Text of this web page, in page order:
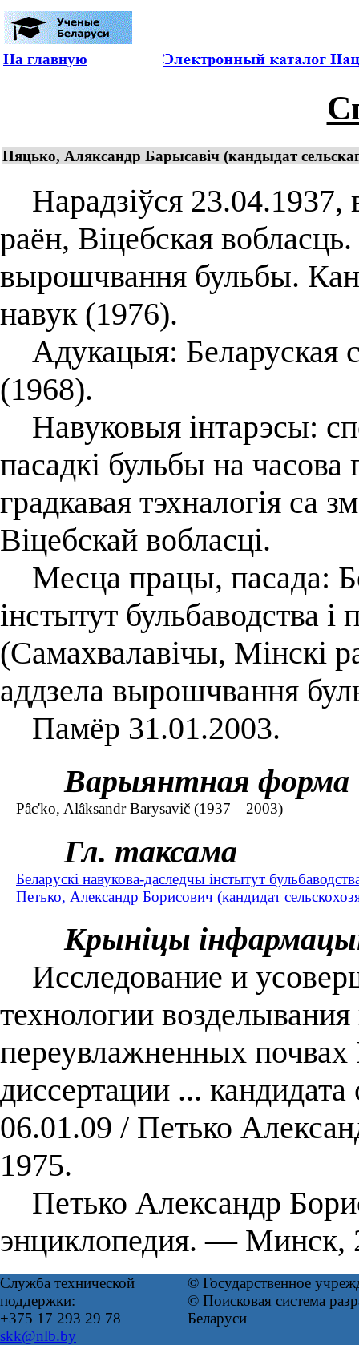
На главную
Пяцько, Аляксандр Барысавіч (кандыдат
Нарадзіўся
раён, Віцебская
вырошчвання бульбы.
навук (1976).
Адукацыя: Беларуская
(1968).
Навуковыя інтарэсы:
пасадкі бульбы на часова
градкавая тэхналогія са
Віцебскай вобласці.
Месца працы, пасада:
інстытут бульбаводства і
(Самахвалавічы, Мінскі
аддзела вырошчвання
Памёр 31.01.2003.
Варыянтная форма
Pâc'ko, Alâksandr Barysavіč (1937—2003)
Гл. таксама
Беларускі навукова-даследчы інстытут
Петько, Александр Борисович (кандидат
Крыніцы
Исследование и
технологии
переувлажненных почвах
диссертации ...
06.01.09 / Петько
1975.
Петько Александр
энциклопедия. —
Служба технической
поддержки:
+375 17 293 29 78
skk@nlb.by
© Государственное
© Поисковая система
Беларуси